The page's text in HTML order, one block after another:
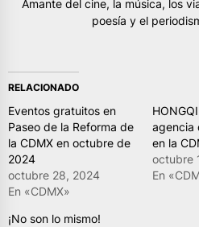
Amante del cine, la música, los
poesía y el
RELACIONADO
Eventos gratuitos en
Paseo de la Reforma de
la CDMX en octubre de
2024
octubre 28, 2024
En «CDMX»
agencia
en la
octubre
En
¡No son lo mismo!